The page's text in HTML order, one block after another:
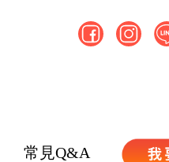
常見Q&A